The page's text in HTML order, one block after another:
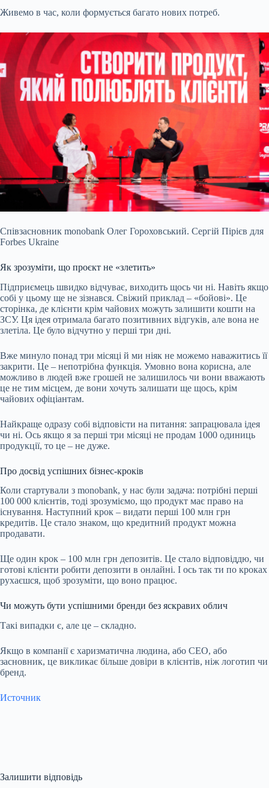
Живемо в час, коли формується багато нових потреб.
Співзасновник monobank Олег Гороховський. Сергій Пірієв для
Forbes Ukraine
Як зрозуміти, що проєкт не «злетить»
Підприємець швидко відчуває, виходить щось чи ні. Навіть якщо
собі у цьому ще не зізнався. Свіжий приклад – «бойові». Це
сторінка, де клієнти крім чайових можуть залишити кошти на
ЗСУ. Ця ідея отримала багато позитивних відгуків, але вона не
злетіла. Це було відчутно у перші три дні.
Вже минуло понад три місяці й ми ніяк не можемо наважитись її
закрити. Це – непотрібна функція. Умовно вона корисна, але
можливо в людей вже грошей не залишилось чи вони вважають
це не тим місцем, де вони хочуть залишати ще щось, крім
чайових офіціантам.
Найкраще одразу собі відповісти на питання: запрацювала ідея
чи ні. Ось якщо я за перші три місяці не продам 1000 одиниць
продукції, то це – не дуже.
Про досвід успішних бізнес-кроків
Коли стартували з monobank, у нас були задача: потрібні перші
100 000 клієнтів, тоді зрозуміємо, що продукт має право на
існування. Наступний крок – видати перші 100 млн грн
кредитів. Це стало знаком, що кредитний продукт можна
продавати.
Ще один крок – 100 млн грн депозитів. Це стало відповіддю, чи
готові клієнти робити депозити в онлайні. І ось так ти по кроках
рухаєшся, щоб зрозуміти, що воно працює.
Чи можуть бути успішними бренди без яскравих облич
Такі випадки є, але це – складно.
Якщо в компанії є харизматична людина, або СЕО, або
засновник, це викликає більше довіри в клієнтів, ніж логотип чи
бренд.
Источник
Залишити відповідь